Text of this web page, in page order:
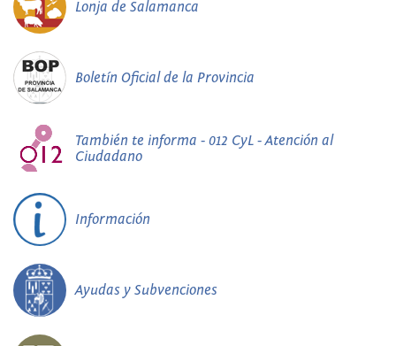
Lonja de Salamanca
Boletín Oficial de la Provincia
También te informa - 012 CyL - Atención al
Ciudadano
Información
Ayudas y Subvenciones